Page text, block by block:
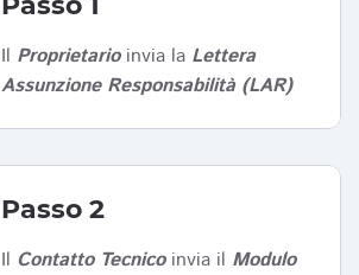
Il Proprietarioinvia la Lettera
Assunzione Responsabilità (LAR)
Passo 2
Il Contatto Tecnicoinvia il Modulo